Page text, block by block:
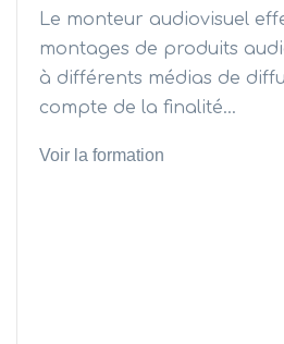
Le monteur audiovisuel
montages de produits
à différents médias de
compte de la finalité...
Voir la formation